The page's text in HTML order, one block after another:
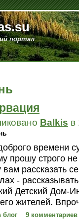
портал
Balkis в
времени
прошу строго не
вам рассказать
-
Детский Дом-
жителей.
блог 9 комментариев